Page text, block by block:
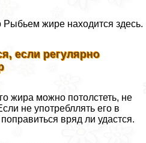
жире находится здесь.
если регулярно
жира можно потолстеть, не
не употрeбллять его в
вряд ли удастся.